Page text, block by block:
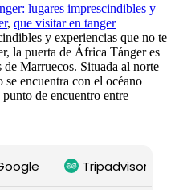
lugares imprescindibles y
, que visitar en tanger
y experiencias que no te
la puerta de África Tánger es
de Marruecos. Situada al norte
encuentra con el océano
de encuentro entre
Tripadvisor